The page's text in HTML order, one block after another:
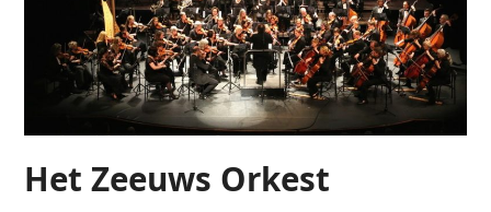
Het Zeeuws Orkest